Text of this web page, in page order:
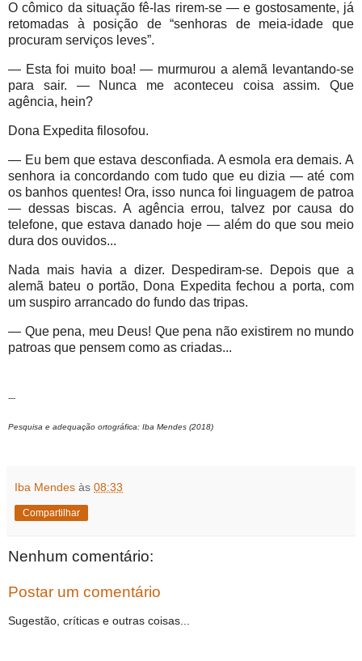
O cômico da situação fê-las rirem-se — e gostosamente, já
retomadas à posição de “senhoras de meia-idade que
procuram serviços leves”.
— Esta foi muito boa! — murmurou a alemã levantando-se
para sair. — Nunca me aconteceu coisa assim. Que
agência, hein?
Dona Expedita filosofou.
— Eu bem que estava desconfiada. A esmola era demais. A
senhora ia concordando com tudo que eu dizia — até com
os banhos quentes! Ora, isso nunca foi linguagem de patroa
— dessas biscas. A agência errou, talvez por causa do
telefone, que estava danado hoje — além do que sou meio
dura dos ouvidos...
Nada mais havia a dizer. Despediram-se. Depois que a
alemã bateu o portão, Dona Expedita fechou a porta, com
um suspiro arrancado do fundo das tripas.
— Que pena, meu Deus! Que pena não existirem no mundo
patroas que pensem como as criadas...
---
Pesquisa e adequação ortográfica: Iba Mendes (2018)
Iba Mendes às 08:33
Compartilhar
Nenhum comentário:
Postar um comentário
Sugestão, críticas e outras coisas...